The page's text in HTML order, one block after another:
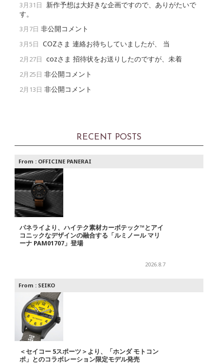
3月31日
新作予想は大好きな企画ですので、ありがたいで
す。
3月7日 非公開コメント
3月5日 COZさま 連絡お待ちしていましたが、 当
2月27日 cozさま 招待状をお送りしたのですが、未着
2月25日 非公開コメント
2月13日 非公開コメント
RECENT POSTS
From : OFFICINE PANERAI
パネライより、ハイテク素材カーボテック™とアイ
コニックなデザインの融合する「ルミノール マリ
ーナ PAM01707」登場
2026.8.7
From : SEIKO
＜セイコー 5スポーツ＞より、「ホンダ モトコン
ポ」とのコラボレーション限定モデル発売